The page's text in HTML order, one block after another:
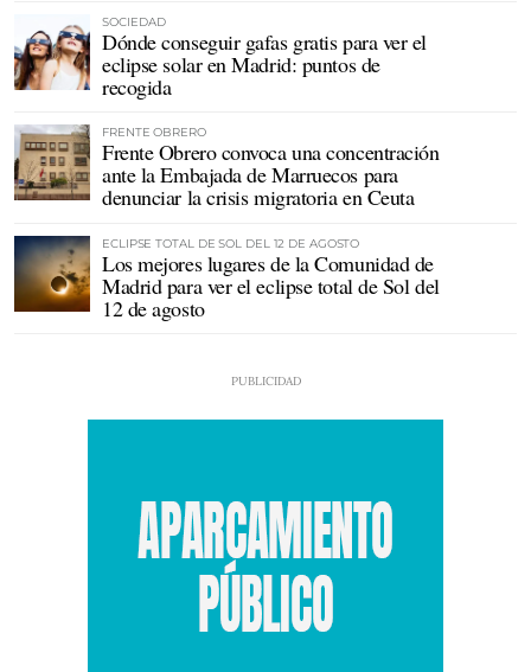
SOCIEDAD
Dónde conseguir gafas gratis para ver el
eclipse solar en Madrid: puntos de
recogida
FRENTE OBRERO
Frente Obrero convoca una concentración
ante la Embajada de Marruecos para
denunciar la crisis migratoria en Ceuta
ECLIPSE TOTAL DE SOL DEL 12 DE AGOSTO
Los mejores lugares de la Comunidad de
Madrid para ver el eclipse total de Sol del
12 de agosto